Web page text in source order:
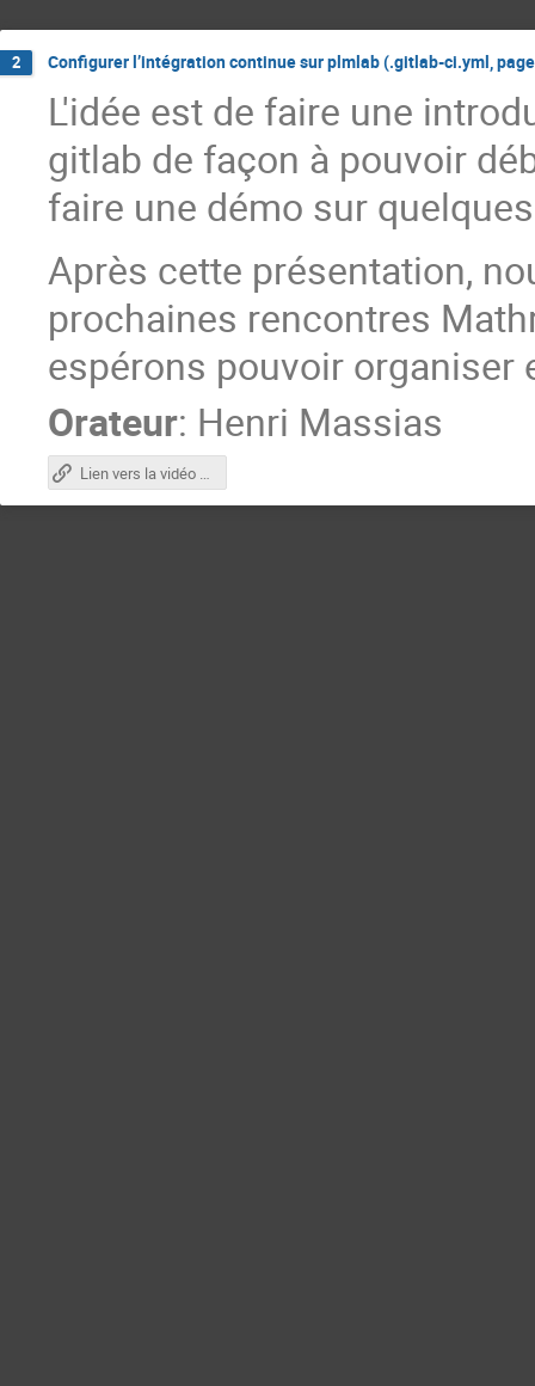
2 Configurer l’intégration continue sur plmlab (.gitlab-ci.yml,
L'idée est de faire une
gitlab de façon à pouvoir
faire une démo sur
Après cette présentation,
prochaines rencontres
espérons pouvoir organiser
Orateur: Henri Massias
Lien vers la vidéo et le support de présentation (accès réservé aux Mathriciens)